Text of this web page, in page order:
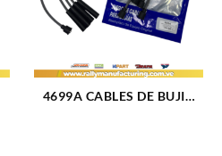
4699A CABLES DE BUJIA